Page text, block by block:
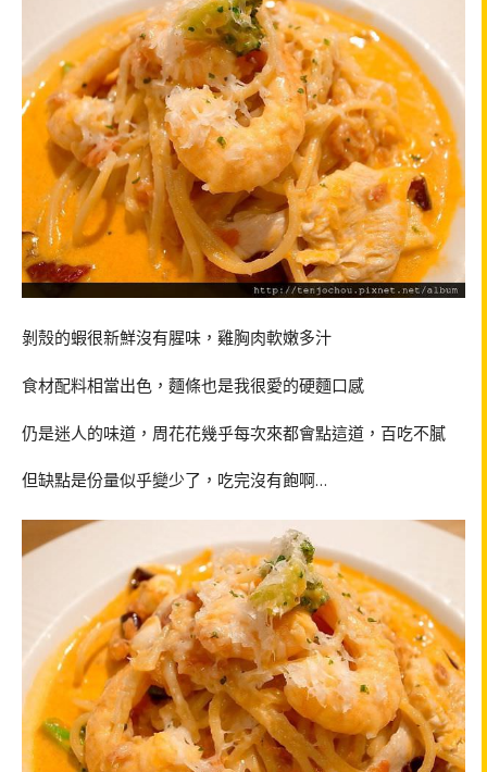
剝殼的蝦很新鮮沒有腥味，雞胸肉軟嫩多汁
食材配料相當出色，麵條也是我很愛的硬麵口感
仍是迷人的味道，周花花幾乎每次來都會點這道，百吃不膩
但缺點是份量似乎變少了，吃完沒有飽啊…